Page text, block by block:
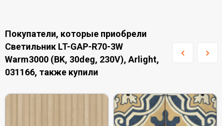
Покупатели, которые приобрели
Светильник LT-GAP-R70-3W
Warm3000 (BK, 30deg, 230V), Arlight,
031166, также купили